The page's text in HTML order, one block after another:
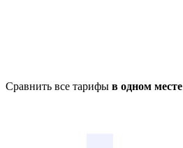
Сравнить все тарифы в одном месте